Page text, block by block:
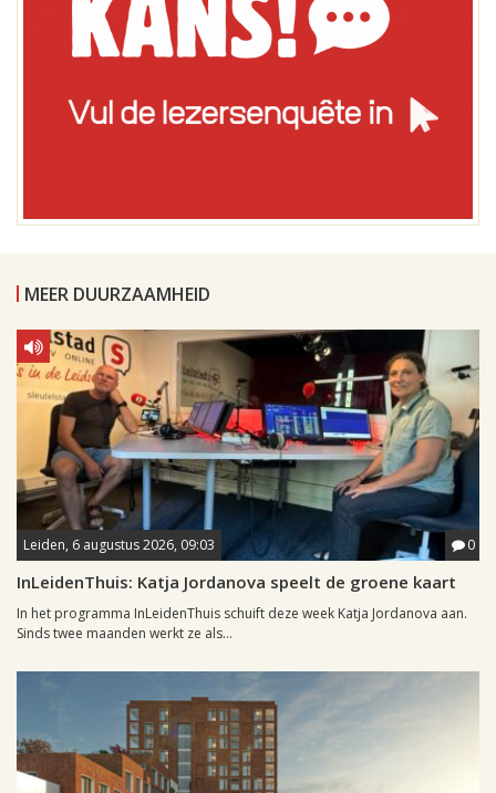
MEER DUURZAAMHEID
Leiden, 6 augustus 2026, 09:03 0
InLeidenThuis: Katja Jordanova speelt de groene kaart
In het programma InLeidenThuis schuift deze week Katja Jordanova aan.
Sinds twee maanden werkt ze als...